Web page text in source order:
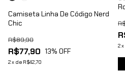
Camiseta Linha De Código Nerd
Chic
R$77,90
R$89,90
13% OFF
2x de R$42,70
2x